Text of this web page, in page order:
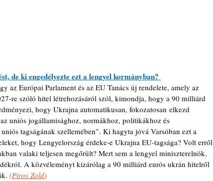
de ki engedélyezte ezt a lengyel kormányban?
az Európai Parlament és az EU Tanács új rendelete, amely az
re szóló hitel létrehozásáról szól, kimondja, hogy a 90 milliárd
hogy Ukrajna automatikusan, fokozatosan elkezd
uniós jogállamisághoz, normákhoz, politikákhoz és
tagságának szellemében”. Ki hagyta jóvá Varsóban ezt a
hogy Lengyelország érdeke-e Ukrajna EU-tagsága? Volt erről
valaki teljesen megőrült? Mert sem a lengyel miniszterelnök,
A közvéleményt kizárólag a 90 milliárd eurós ukrán hitelről
(Piros Zold)